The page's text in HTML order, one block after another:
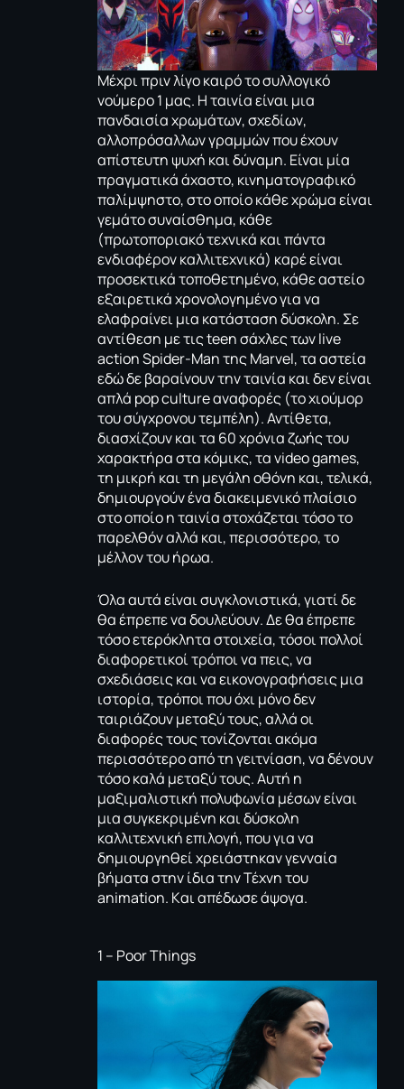
Μέχρι πριν λίγο καιρό το συλλογικό
νούμερο 1 μας. Η ταινία είναι μια
πανδαισία χρωμάτων, σχεδίων,
αλλοπρόσαλλων γραμμών που έχουν
απίστευτη ψυχή και δύναμη. Είναι μία
πραγματικά άχαστo, κινηματογραφικό
παλίμψηστο, στο οποίο κάθε χρώμα είναι
γεμάτο συναίσθημα, κάθε
(πρωτοποριακό τεχνικά και πάντα
ενδιαφέρον καλλιτεχνικά) καρέ είναι
προσεκτικά τοποθετημένο, κάθε αστείο
εξαιρετικά χρονολογημένο για να
ελαφραίνει μια κατάσταση δύσκολη. Σε
αντίθεση με τις teen σάχλες των live
action Spider-Man της Marvel, τα αστεία
εδώ δε βαραίνουν την ταινία και δεν είναι
απλά pop culture αναφορές (το χιούμορ
του σύγχρονου τεμπέλη). Αντίθετα,
διασχίζουν και τα 60 χρόνια ζωής του
χαρακτήρα στα κόμικς, τα video games,
τη μικρή και τη μεγάλη οθόνη και, τελικά,
δημιουργούν ένα διακειμενικό πλαίσιο
στο οποίο η ταινία στοχάζεται τόσο το
παρελθόν αλλά και, περισσότερο, το
μέλλον του ήρωα.
Όλα αυτά είναι συγκλονιστικά, γιατί δε
θα έπρεπε να δουλεύουν. Δε θα έπρεπε
τόσο ετερόκλητα στοιχεία, τόσοι πολλοί
διαφορετικοί τρόποι να πεις, να
σχεδιάσεις και να εικονογραφήσεις μια
ιστορία, τρόποι που όχι μόνο δεν
ταιριάζουν μεταξύ τους, αλλά οι
διαφορές τους τονίζονται ακόμα
περισσότερο από τη γειτνίαση, να δένουν
τόσο καλά μεταξύ τους. Αυτή η
μαξιμαλιστική πολυφωνία μέσων είναι
μια συγκεκριμένη και δύσκολη
καλλιτεχνική επιλογή, που για να
δημιουργηθεί χρειάστηκαν γενναία
βήματα στην ίδια την Τέχνη του
animation. Kαι απέδωσε άψογα.
1 – Poor Things